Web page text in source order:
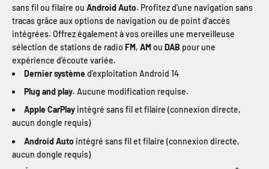
sans fil ou filaire ou Android Auto. Profitez d'une navigation sans
tracas grâce aux options de navigation ou de point d'accès
intégrées. Offrez également à vos oreilles une merveilleuse
sélection de stations de radio FM, AMou DAB pour une
expérience d'écoute variée.
Dernier système d'exploitation Android 14
Plug and play. Aucune modification requise.
Apple CarPlay intégré sans fil et filaire (connexion directe,
aucun dongle requis)
Android Auto intégré sans fil et filaire (connexion directe,
aucun dongle requis)